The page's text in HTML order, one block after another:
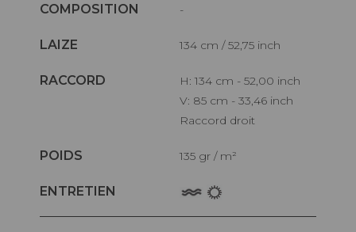
COMPOSITION -
LAIZE 134 cm / 52,75 inch
RACCORD
H: 134 cm - 52,00 inch
V: 85 cm - 33,46 inch
Raccord droit
POIDS 135 gr / m²
ENTRETIEN